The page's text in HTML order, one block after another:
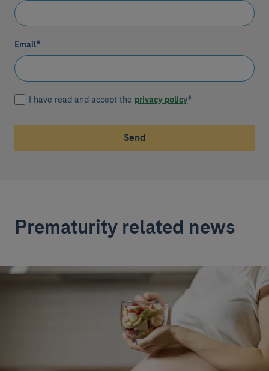
Email*
I have read and accept the privacy policy*
Send
Prematurity related news